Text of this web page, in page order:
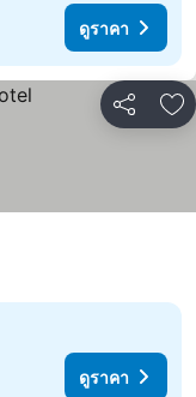
ดูราคา
แชร์ เ
ดูราคา